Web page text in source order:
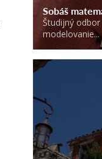
Sobáš
Študijný
modelovanie...